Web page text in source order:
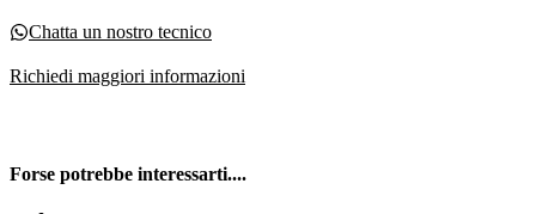
Chatta un nostro tecnico
Richiedi maggiori informazioni
Forse potrebbe interessarti....